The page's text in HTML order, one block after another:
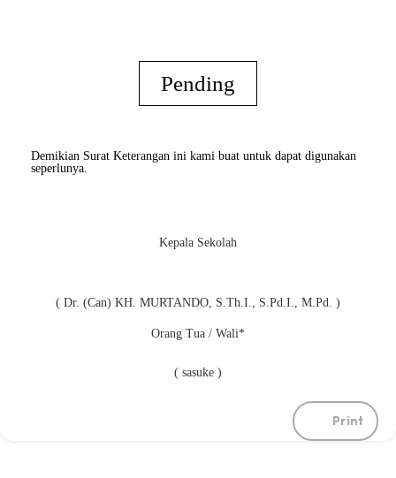
Pending
Demikian Surat Keterangan ini kami buat untuk dapat digunakan
seperlunya.
Kepala Sekolah
( Dr. (Can) KH. MURTANDO, S.Th.I., S.Pd.I., M.Pd. )
Orang Tua / Wali*
( sasuke )
Print